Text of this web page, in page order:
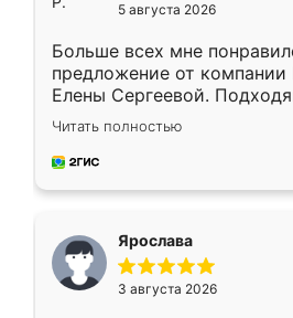
5 августа 2026
Больше всех мне
предложение от компании
Елены Сергеевой.
короткие сроки
для замера сотрудник
предложил по моему
Читать полностью
Ярослава
3 августа 2026